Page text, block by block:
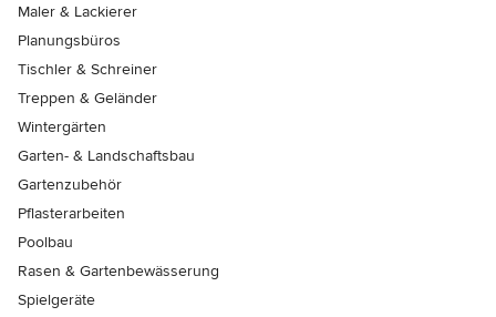
Maler & Lackierer
Planungsbüros
Tischler & Schreiner
Treppen & Geländer
Wintergärten
Garten- & Landschaftsbau
Gartenzubehör
Pflasterarbeiten
Poolbau
Rasen & Gartenbewässerung
Spielgeräte